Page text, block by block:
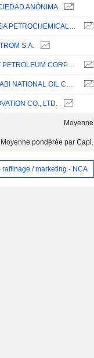
ANÓNIMA
FORMOSA PETROCHEMICAL CORPORATION
S.A.
BHARAT PETROLEUM CORPORATION LIMITED
ABU DHABI NATIONAL OIL COMPANY FOR DISTRIBUTION
CO., LTD.
Moyenne
Moyenne pondérée par Capi.
raffinage / marketing - NCA